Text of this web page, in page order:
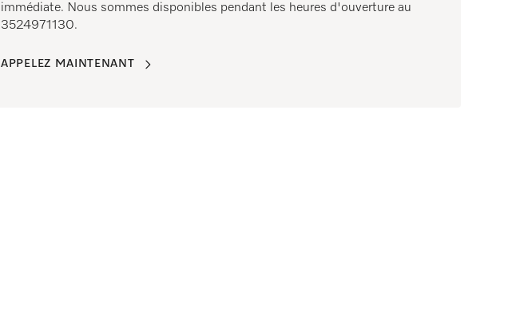
immédiate. Nous sommes disponibles pendant les heures d'ouverture au
3524971130.
APPELEZ MAINTENANT